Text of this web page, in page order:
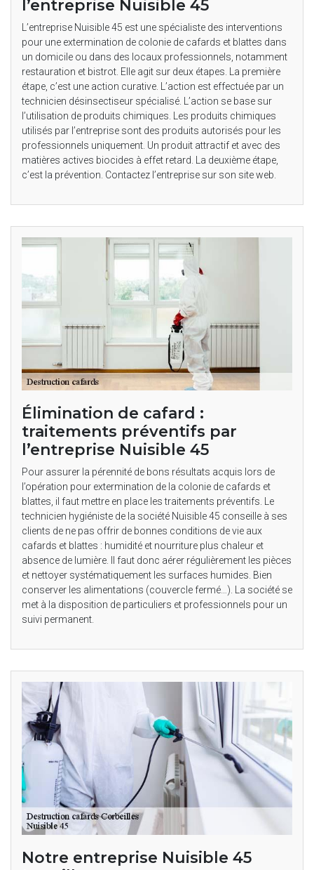
l’entreprise Nuisible 45
L’entreprise Nuisible 45 est une spécialiste des interventions
pour une extermination de colonie de cafards et blattes dans
un domicile ou dans des locaux professionnels, notamment
restauration et bistrot. Elle agit sur deux étapes. La première
étape, c’est une action curative. L’action est effectuée par un
technicien désinsectiseur spécialisé. L’action se base sur
l’utilisation de produits chimiques. Les produits chimiques
utilisés par l’entreprise sont des produits autorisés pour les
professionnels uniquement. Un produit attractif et avec des
matières actives biocides à effet retard. La deuxième étape,
c’est la prévention. Contactez l’entreprise sur son site web.
Élimination de cafard :
traitements préventifs par
l’entreprise Nuisible 45
Pour assurer la pérennité de bons résultats acquis lors de
l’opération pour extermination de la colonie de cafards et
blattes, il faut mettre en place les traitements préventifs. Le
technicien hygiéniste de la société Nuisible 45 conseille à ses
clients de ne pas offrir de bonnes conditions de vie aux
cafards et blattes : humidité et nourriture plus chaleur et
absence de lumière. Il faut donc aérer régulièrement les pièces
et nettoyer systématiquement les surfaces humides. Bien
conserver les alimentations (couvercle fermé…). La société se
met à la disposition de particuliers et professionnels pour un
suivi permanent.
Notre entreprise Nuisible 45